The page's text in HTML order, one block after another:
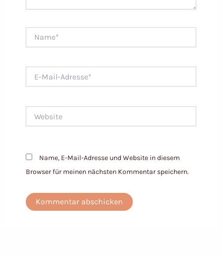
Mail-
Name, E-Mail-Adresse und Website in diesem
Browser für meinen nächsten Kommentar speichern.